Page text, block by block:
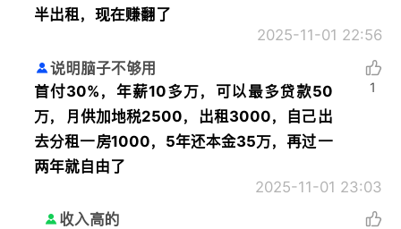
半出租，现在赚翻了
2025-11-01 22:56
说明脑子不够用
首付30%，年薪10多万，可以最多贷款50
万，月供加地税2500，出租3000，自己出
去分租一房1000，5年还本金35万，再过一
两年就自由了
2025-11-01 23:03
1
收入高的